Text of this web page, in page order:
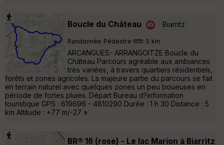
Boucle du Château Biarritz
Randonnée Pédestre 5 km
ARCANGUES- ARRANGOITZE Boucle du
Château Parcours agréable aux ambiances
très variées, à travers quartiers résidentiels,
forêts et zones agricoles. La majeure partie du parcours se fait
en terrain naturel avec quelques zones un peu boueuses en
période de fortes pluies. Départ Bureau d?information
touristique GPS : 619696 - 4810290 Durée : 1 h 30 Distance : 5
km Altitude : +77 m/-27 »
BR® 16 (rose) - Le lac Marion à Biarritz